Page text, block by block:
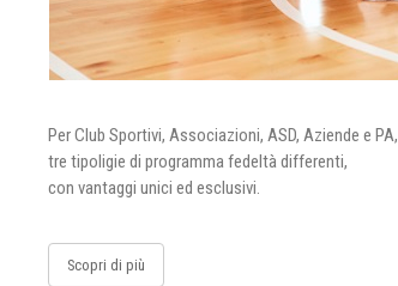
Per Club Sportivi, Associazioni, ASD, Aziende e PA,
tre tipoligie di programma fedeltà differenti,
con vantaggi unici ed esclusivi.
Scopri di più